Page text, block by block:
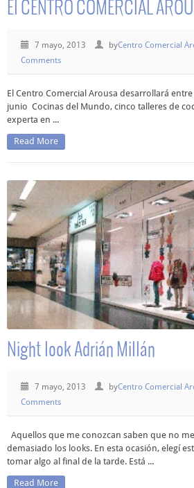
El CENTRO COMERCIAL
7 mayo, 2013 byCentro Comercial
Comments
El Centro Comercial Arousa desarrollará
junio Cocinas del Mundo, cinco talleres de
experta en ...
Read More
Night look Adrián Millán
7 mayo, 2013 byCentro Comercial
Comments
Aquellos que me conozcan saben que no
demasiado los looks. En esta ocasión, elegí
tomar algo al final de la tarde. Está ...
Read More